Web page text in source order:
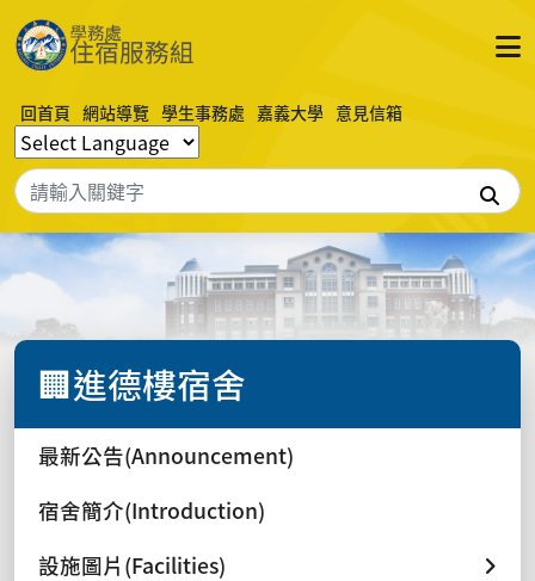
回首頁 網站導覽 學生事務處 嘉義大學 意見信箱
搜尋
🏢進德樓宿舍
最新公告(Announcement)
宿舍簡介(Introduction)
設施圖片(Facilities)